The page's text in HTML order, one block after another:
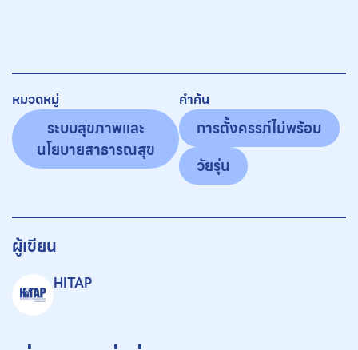
หมวดหมู่
ระบบสุขภาพและ
นโยบายสาธารณสุข
คำค้น
การตั้งครรภ์ไม่พร้อม
วัยรุ่น
ผู้เขียน
HITAP